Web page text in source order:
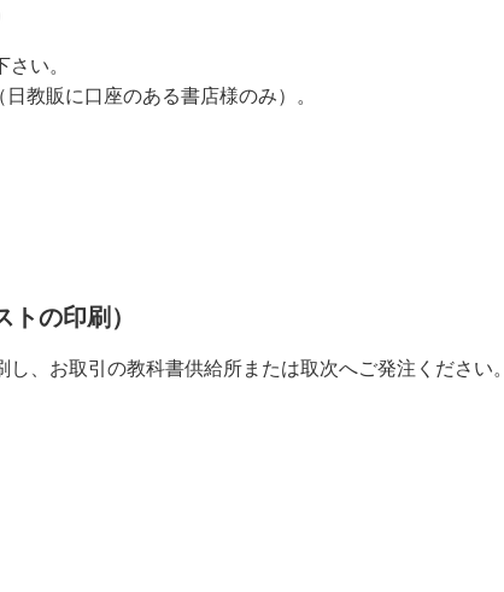
い。
教販に口座のある書店様のみ）。
の印刷）
、お取引の教科書供給所または取次へご発注ください。